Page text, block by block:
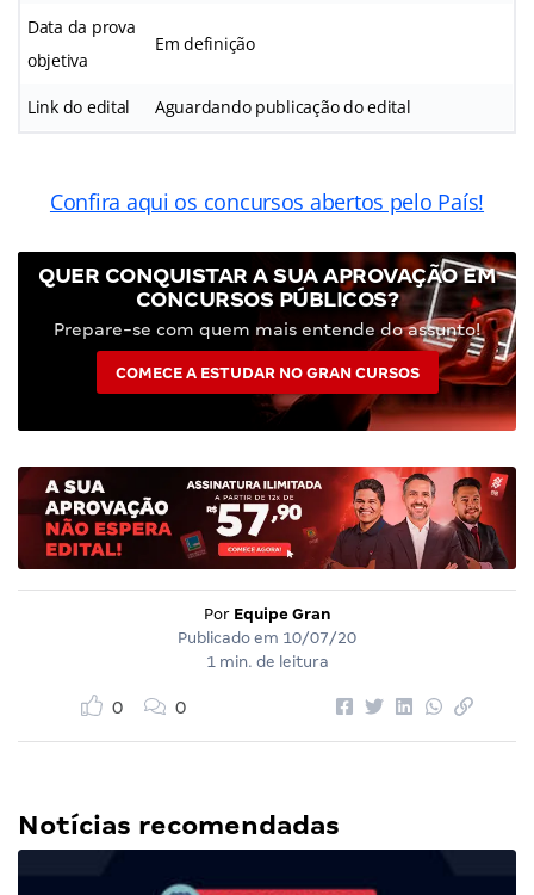
Data da prova
objetiva
Em definição
Link do edital Aguardando publicação do edital
Confira aqui os concursos abertos pelo País!
QUER CONQUISTAR A SUA APROVAÇÃO EM
CONCURSOS PÚBLICOS?
Prepare-se com quem mais entende do assunto!
COMECE A ESTUDAR NO GRAN CURSOS
Por Equipe Gran
Publicado em 10/07/20
1 min. de leitura
0 0
Notícias recomendadas